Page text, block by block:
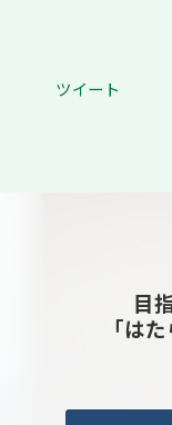
ツイート
目
「は